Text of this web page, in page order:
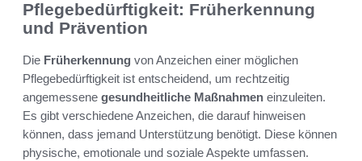
Pflegebedürftigkeit: Früherkennung
und Prävention
Die Früherkennung von Anzeichen einer möglichen
Pflegebedürftigkeit ist entscheidend, um rechtzeitig
angemessene gesundheitliche Maßnahmen einzuleiten.
Es gibt verschiedene Anzeichen, die darauf hinweisen
können, dass jemand Unterstützung benötigt. Diese können
physische, emotionale und soziale Aspekte umfassen.